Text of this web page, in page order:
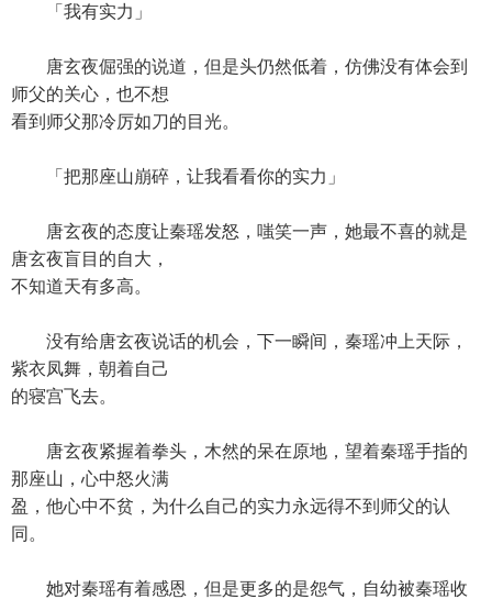
「我有实力」
唐玄夜倔强的说道，但是头仍然低着，仿佛没有体会到
师父的关心，也不想
看到师父那冷厉如刀的目光。
「把那座山崩碎，让我看看你的实力」
唐玄夜的态度让秦瑶发怒，嗤笑一声，她最不喜的就是
唐玄夜盲目的自大，
不知道天有多高。
没有给唐玄夜说话的机会，下一瞬间，秦瑶冲上天际，
紫衣凤舞，朝着自己
的寝宫飞去。
唐玄夜紧握着拳头，木然的呆在原地，望着秦瑶手指的
那座山，心中怒火满
盈，他心中不贫，为什么自己的实力永远得不到师父的认
同。
她对秦瑶有着感恩，但是更多的是怨气，自幼被秦瑶收